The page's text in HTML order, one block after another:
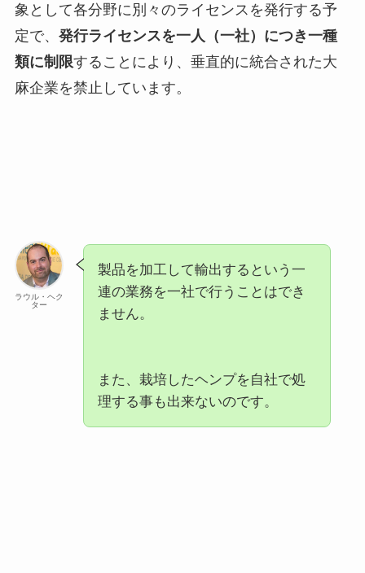
象として各分野に別々のライセンスを発行する予
定で、 発行ライセンスを一人（一社）につき一種
類に制限することにより、垂直的に統合された大
麻企業を禁止しています。
ラウル・ヘク
ター
製品を加工して輸出するという一
連の業務を一社で行うことはでき
ません。
また、栽培したヘンプを自社で処
理する事も出来ないのです。